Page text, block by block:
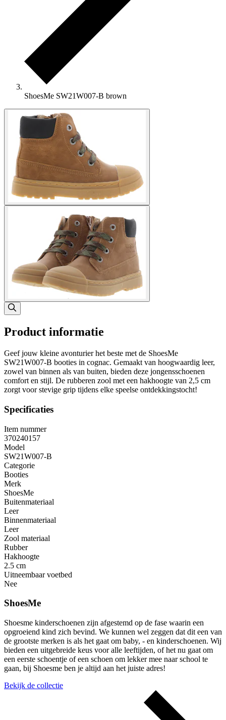
ShoesMe SW21W007-B brown
Product informatie
Geef jouw kleine avonturier het beste met de ShoesMe
SW21W007-B booties in cognac. Gemaakt van hoogwaardig leer,
zowel van binnen als van buiten, bieden deze jongensschoenen
comfort en stijl. De rubberen zool met een hakhoogte van 2,5 cm
zorgt voor stevige grip tijdens elke speelse ontdekkingstocht!
Specificaties
Item nummer
370240157
Model
SW21W007-B
Categorie
Booties
Merk
ShoesMe
Buitenmateriaal
Leer
Binnenmateriaal
Leer
Zool materiaal
Rubber
Hakhoogte
2.5 cm
Uitneembaar voetbed
Nee
ShoesMe
Shoesme kinderschoenen zijn afgestemd op de fase waarin een
opgroeiend kind zich bevind. We kunnen wel zeggen dat dit een van
de grootste merken is als het gaat om baby, - en kinderschoenen. Wij
bieden een uitgebreide keus voor alle leeftijden, of het nu gaat om
een eerste schoentje of een schoen om lekker mee naar school te
gaan, bij Shoesme ben je altijd aan het juiste adres!
Bekijk de collectie